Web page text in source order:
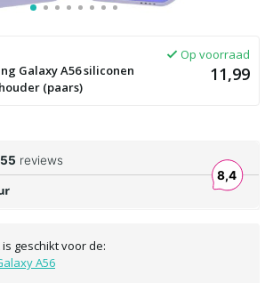
Galaxy A56 siliconen
(paars)
Op voorraad
11,99
geschikt voor de:
A56